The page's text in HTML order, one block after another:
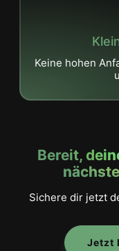
Keine hohen
Bereit,
Sichere dir jetzt
Jetzt